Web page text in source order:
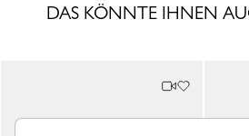
DAS KÖNNTE IHNEN